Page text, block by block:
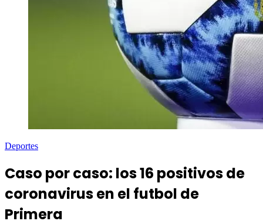
Deportes
Caso por caso: los 16 positivos de
coronavirus en el futbol de
Primera